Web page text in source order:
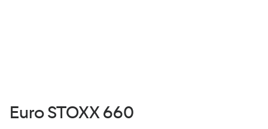
Euro STOXX 660